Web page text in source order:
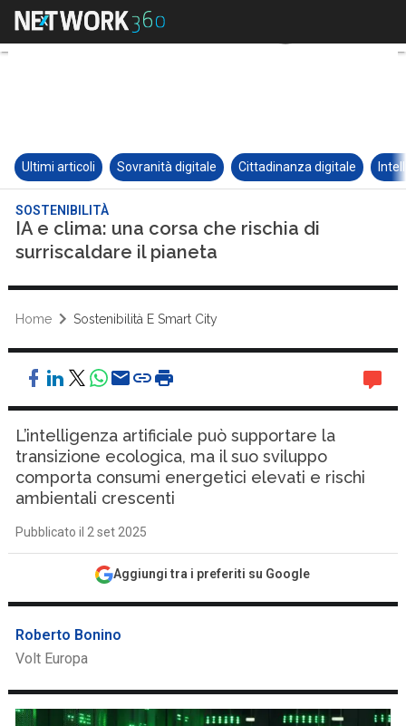
Ultimi articoli Sovranità digitale Cittadinanza digitale
SOSTENIBILITÀ
IA e clima: una corsa che rischia di
surriscaldare il pianeta
Home Sostenibilità E Smart City
L’intelligenza artificiale può supportare la
transizione ecologica, ma il suo sviluppo
comporta consumi energetici elevati e rischi
ambientali crescenti
Pubblicato il 2 set 2025
Aggiungi tra i preferiti su Google
Roberto Bonino
Volt Europa